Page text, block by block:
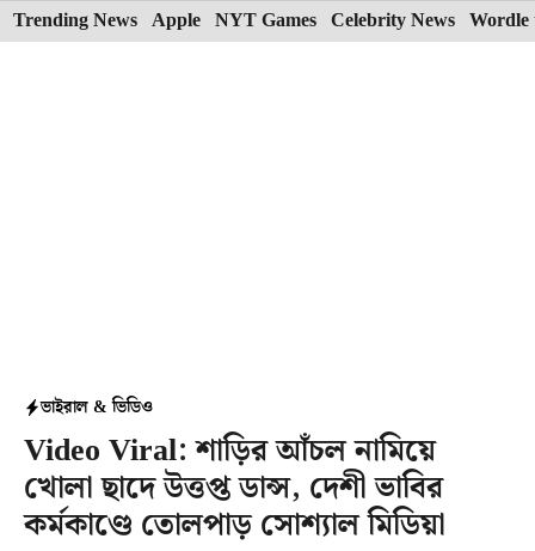
Skip
to
Trending News Apple NYT Games Celebrity News Wordle
ভাইরাল & ভিডিও
Video Viral: শাড়ির আঁচল নামিয়ে
খোলা ছাদে উত্তপ্ত ডান্স, দেশী ভাবির
কর্মকাণ্ডে তোলপাড় সোশ্যাল মিডিয়া